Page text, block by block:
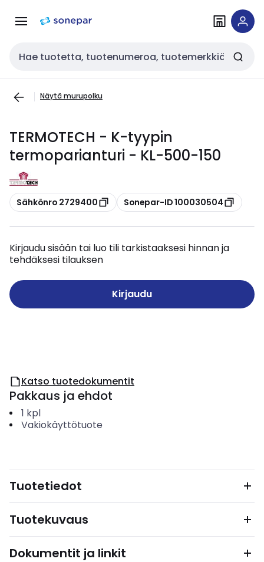
navigointiinsisältöön
Haku
Näytä murupolku
TERMOTECH - K-tyypin
termoparianturi - KL-500-150
Kopioi
Sähkönro 2729400 Kopioi
Sonepar-ID 100030504
Kirjaudu sisään tai luo tili tarkistaaksesi hinnan ja
tehdäksesi tilauksen
Kirjaudu
Katso tuotedokumentit
Pakkaus ja ehdot
1 kpl
Vakiokäyttötuote
Tuotetiedot
Tuotekuvaus
Dokumentit ja linkit